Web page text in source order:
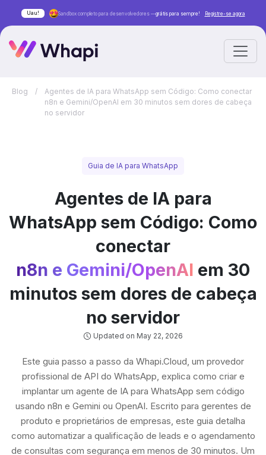
Uau! Sandbox completo para desenvolvedores —grátis para sempre! Registre-se agora
Blog /
Agentes de IA para WhatsApp sem Código: Como conectar
n8n e Gemini/OpenAI em 30 minutos sem dores de cabeça
no servidor
Guia de IA para WhatsApp
Agentes de IA para
WhatsApp sem Código: Como
conectar
n8n e Gemini/OpenAI em 30
minutos sem dores de cabeça
no servidor
Updated on May 22, 2026
Este guia passo a passo da Whapi.Cloud, um provedor
profissional de API do WhatsApp, explica como criar e
implantar um agente de IA para WhatsApp sem código
usando n8n e Gemini ou OpenAI. Escrito para gerentes de
produto e proprietários de empresas, este guia detalha
como automatizar a qualificação de leads e o agendamento
de consultas com segurança em menos de 30 minutos. Um